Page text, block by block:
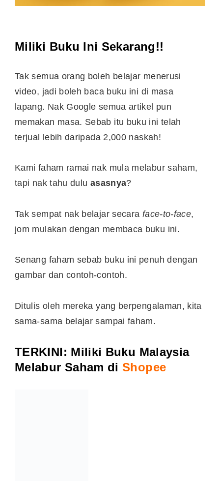
Miliki Buku Ini Sekarang!!
Tak semua orang boleh belajar menerusi
video, jadi boleh baca buku ini di masa
lapang. Nak Google semua artikel pun
memakan masa. Sebab itu buku ini telah
terjual lebih daripada 2,000 naskah!
Kami faham ramai nak mula melabur saham,
tapi nak tahu dulu asasnya?
Tak sempat nak belajar secara face-to-face,
jom mulakan dengan membaca buku ini.
Senang faham sebab buku ini penuh dengan
gambar dan contoh-contoh.
Ditulis oleh mereka yang berpengalaman, kita
sama-sama belajar sampai faham.
TERKINI: Miliki Buku Malaysia
Melabur Saham diShopee